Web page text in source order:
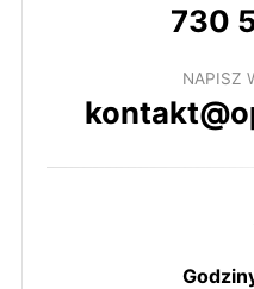
730
NAPISZ